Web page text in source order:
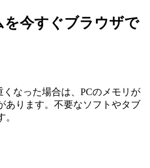
を今すぐブラウザで
なった場合は、PCのメモリが
あります。不要なソフトやタブ